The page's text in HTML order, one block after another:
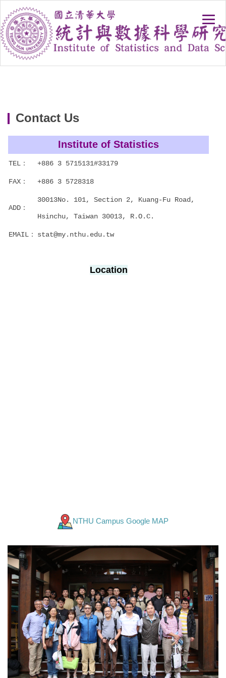
Jump
to
the
main
content
block
Contact Us
Institute of Statistics
TEL： +886 3 5715131#33179
FAX： +886 3 5728318
ADD：
30013No. 101, Section 2, Kuang-Fu Road,
Hsinchu, Taiwan 30013, R.O.C.
EMAIL： stat@my.nthu.edu.tw
Location
NTHU Campus Google MAP